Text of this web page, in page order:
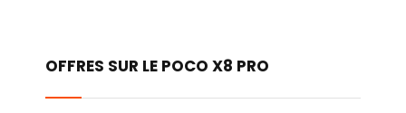
OFFRES SUR LE POCO X8 PRO